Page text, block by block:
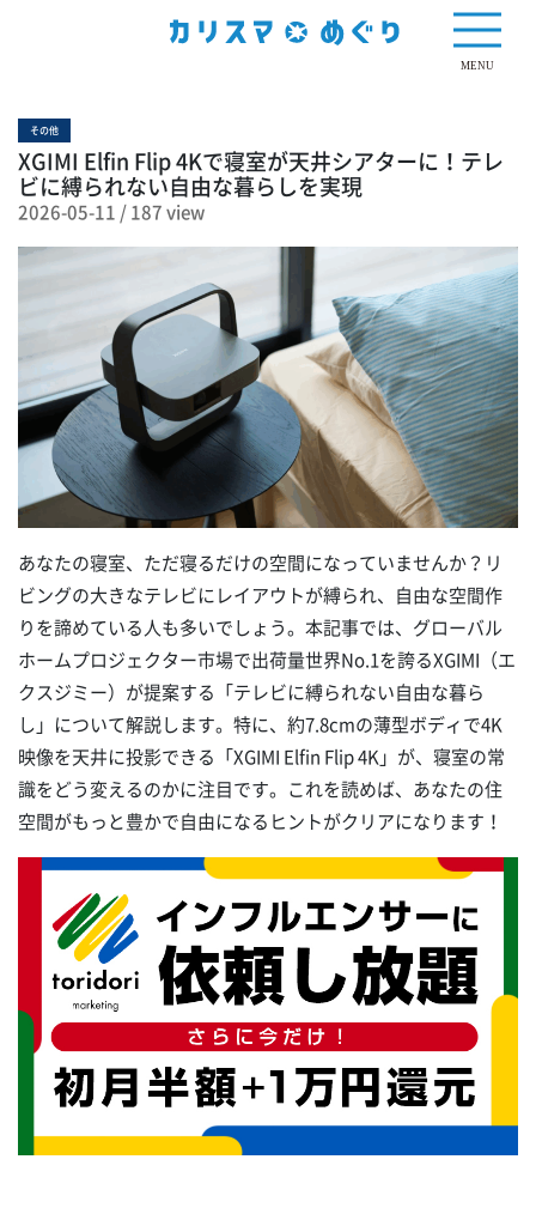
MENU
その他
XGIMI Elfin Flip 4Kで寝室が天井シアターに！テレ
ビに縛られない自由な暮らしを実現
2026-05-11 /187 view
あなたの寝室、ただ寝るだけの空間になっていませんか？リ
ビングの大きなテレビにレイアウトが縛られ、自由な空間作
りを諦めている人も多いでしょう。本記事では、グローバル
ホームプロジェクター市場で出荷量世界No.1を誇るXGIMI（エ
クスジミー）が提案する「テレビに縛られない自由な暮ら
し」について解説します。特に、約7.8cmの薄型ボディで4K
映像を天井に投影できる「XGIMI Elfin Flip 4K」が、寝室の常
識をどう変えるのかに注目です。これを読めば、あなたの住
空間がもっと豊かで自由になるヒントがクリアになります！